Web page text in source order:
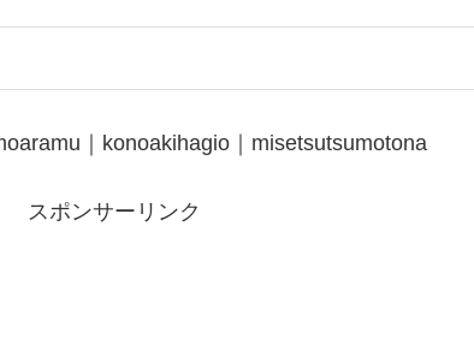
｜konoakihagio｜misetsutsumotona
スポンサーリンク